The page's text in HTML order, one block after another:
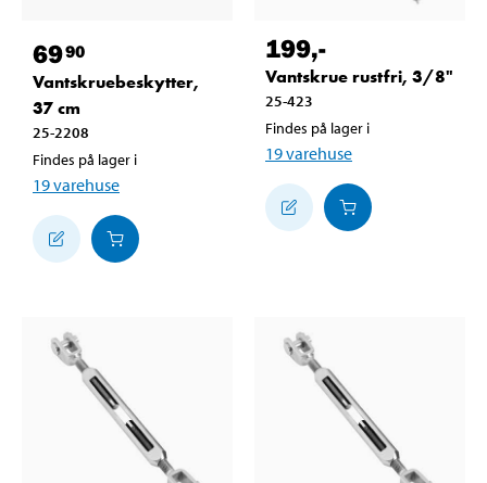
6990
Vantskruebeskytter,
37 cm
25-2208
Findes på lager i
19varehuse
199,-
Vantskrue rustfri, 3/8"
25-423
Findes på lager i
19varehuse